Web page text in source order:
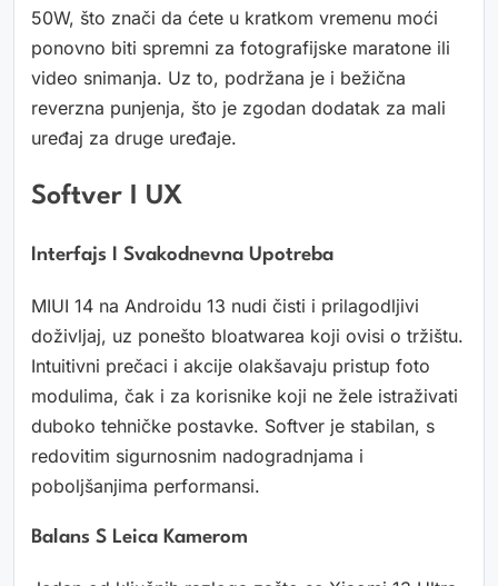
50W, što znači da ćete u kratkom vremenu moći
ponovno biti spremni za fotografijske maratone ili
video snimanja. Uz to, podržana je i bežična
reverzna punjenja, što je zgodan dodatak za mali
uređaj za druge uređaje.
Softver I UX
Interfajs I Svakodnevna Upotreba
MIUI 14 na Androidu 13 nudi čisti i prilagodljivi
doživljaj, uz ponešto bloatwarea koji ovisi o tržištu.
Intuitivni prečaci i akcije olakšavaju pristup foto
modulima, čak i za korisnike koji ne žele istraživati
duboko tehničke postavke. Softver je stabilan, s
redovitim sigurnosnim nadogradnjama i
poboljšanjima performansi.
Balans S Leica Kamerom